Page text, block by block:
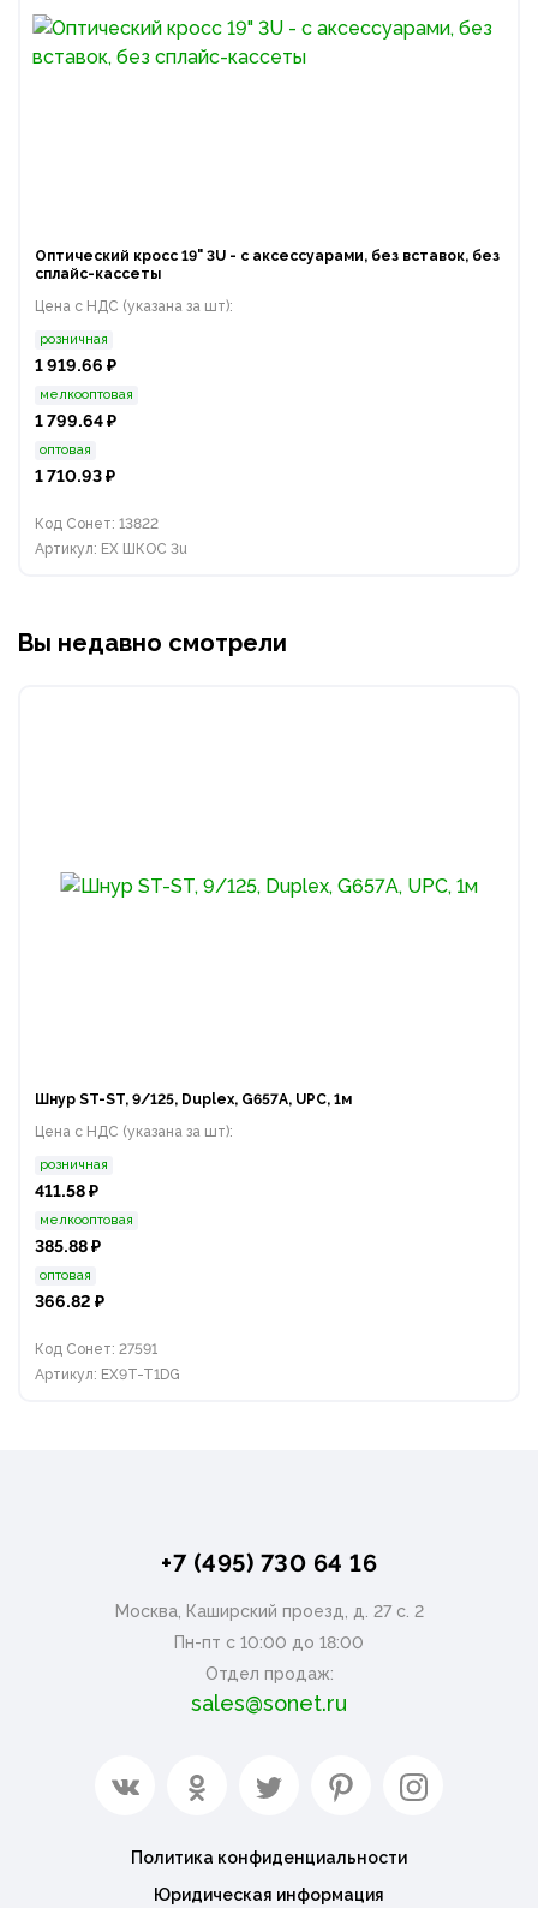
Оптический кросс 19" 3U - с аксессуарами, без вставок, без
сплайс-кассеты
Цена с НДС (указана за шт):
розничная
1 919.66 ₽
мелкооптовая
1 799.64 ₽
оптовая
1 710.93 ₽
Код Сонет: 13822
Артикул: EX ШКОС 3u
Вы недавно смотрели
Шнур ST-ST, 9/125, Duplex, G657A, UPC, 1м
Цена с НДС (указана за шт):
розничная
411.58 ₽
мелкооптовая
385.88 ₽
оптовая
366.82 ₽
Код Сонет: 27591
Артикул: EX9T-T1DG
+7 (495) 730 64 16
Москва, Каширский проезд, д. 27 с. 2
Пн-пт с 10:00 до 18:00
Отдел продаж:
sales@sonet.ru
Политика конфиденциальности
Юридическая информация